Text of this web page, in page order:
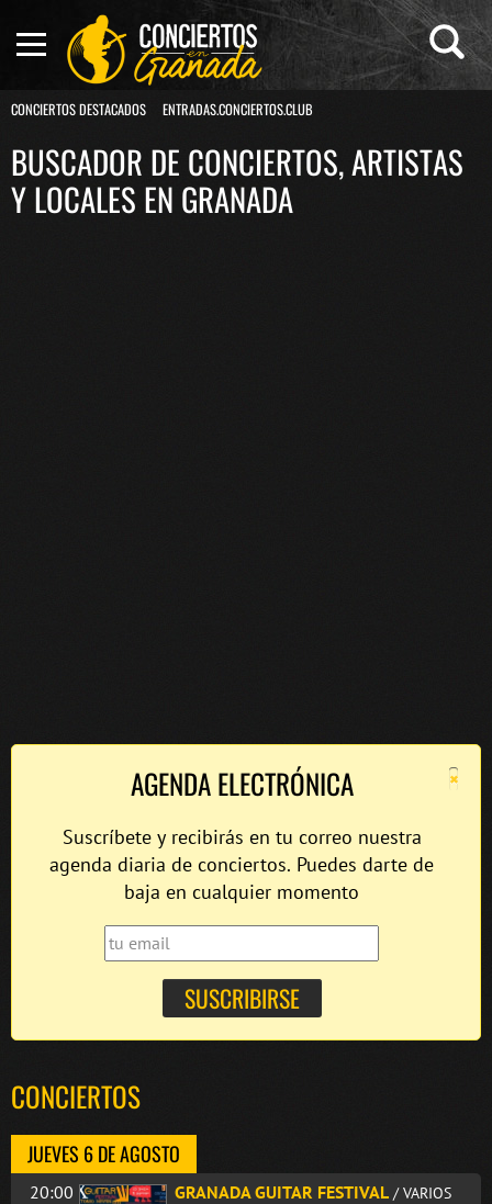
CONCIERTOS DESTACADOS ENTRADAS.CONCIERTOS.CLUB
BUSCADOR DE CONCIERTOS, ARTISTAS
Y LOCALES EN GRANADA
×
AGENDA ELECTRÓNICA
Suscríbete y recibirás en tu correo nuestra
agenda diaria de conciertos. Puedes darte de
baja en cualquier momento
CONCIERTOS
JUEVES 6 DE AGOSTO
20:00 GRANADA GUITAR FESTIVAL / VARIOS